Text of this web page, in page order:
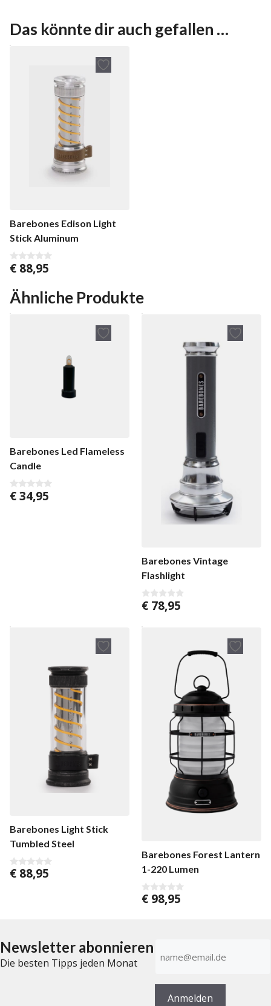
Das könnte dir auch gefallen …
Barebones Edison Light
Stick Aluminum
0
v
n
5
€ 88,95
Ähnliche Produkte
Barebones Led Flameless
Candle
0
€34,95
Barebones Vintage
Flashlight
0
v
n
€ 78,95
Barebones Light Stick
Tumbled Steel
0
€ 88,95
Barebones Forest Lantern
1-220 Lumen
0
€ 98,95
Newsletter abonnieren
Die besten Tipps jeden Monat
Mail-
Anmelden